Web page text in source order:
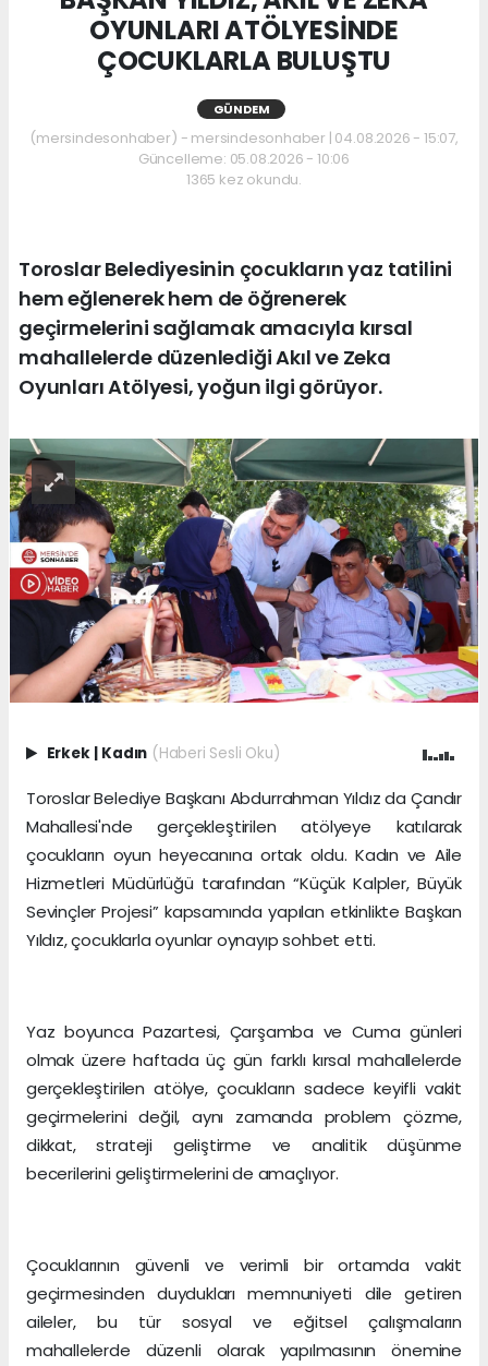
OYUNLARI ATÖLYESİNDE
ÇOCUKLARLA BULUŞTU
GÜNDEM
(mersindesonhaber) - mersindesonhaber | 04.08.2026 - 15:07,
Güncelleme: 05.08.2026 - 10:06
1365 kez okundu.
Toroslar Belediyesinin çocukların yaz tatilini
hem eğlenerek hem de öğrenerek
geçirmelerini sağlamak amacıyla kırsal
mahallelerde düzenlediği Akıl ve Zeka
Oyunları Atölyesi, yoğun ilgi görüyor.
Erkek | Kadın (Haberi Sesli Oku)
Toroslar Belediye Başkanı Abdurrahman Yıldız da Çandır
Mahallesi'nde gerçekleştirilen atölyeye katılarak
çocukların oyun heyecanına ortak oldu. Kadın ve Aile
Hizmetleri Müdürlüğü tarafından “Küçük Kalpler, Büyük
Sevinçler Projesi” kapsamında yapılan etkinlikte Başkan
Yıldız, çocuklarla oyunlar oynayıp sohbet etti.
Yaz boyunca Pazartesi, Çarşamba ve Cuma günleri
olmak üzere haftada üç gün farklı kırsal mahallelerde
gerçekleştirilen atölye, çocukların sadece keyifli vakit
geçirmelerini değil, aynı zamanda problem çözme,
dikkat, strateji geliştirme ve analitik düşünme
becerilerini geliştirmelerini de amaçlıyor.
Çocuklarının güvenli ve verimli bir ortamda vakit
geçirmesinden duydukları memnuniyeti dile getiren
aileler, bu tür sosyal ve eğitsel çalışmaların
mahallelerde düzenli olarak yapılmasının önemine